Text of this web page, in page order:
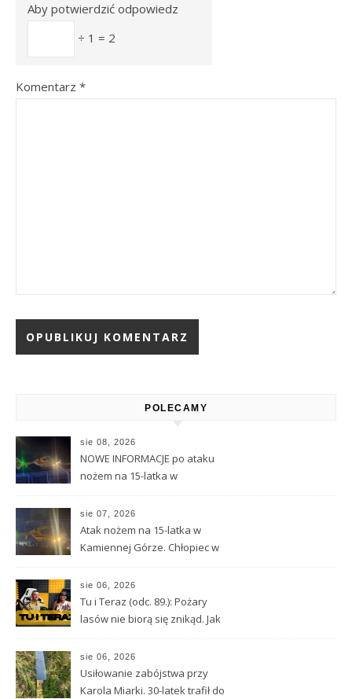
Aby potwierdzić odpowiedz
÷ 1 = 2
Komentarz *
POLECAMY
sie 08, 2026
NOWE INFORMACJE po ataku
nożem na 15-latka w
sie 07, 2026
Atak nożem na 15-latka w
Kamiennej Górze. Chłopiec w
przetransportowany
śmigłowcem LPR
sie 06, 2026
Tu i Teraz (odc. 89.): Pożary
lasów nie biorą się znikąd. Jak
sie 06, 2026
Usiłowanie zabójstwa przy
Karola Miarki. 30-latek trafił do